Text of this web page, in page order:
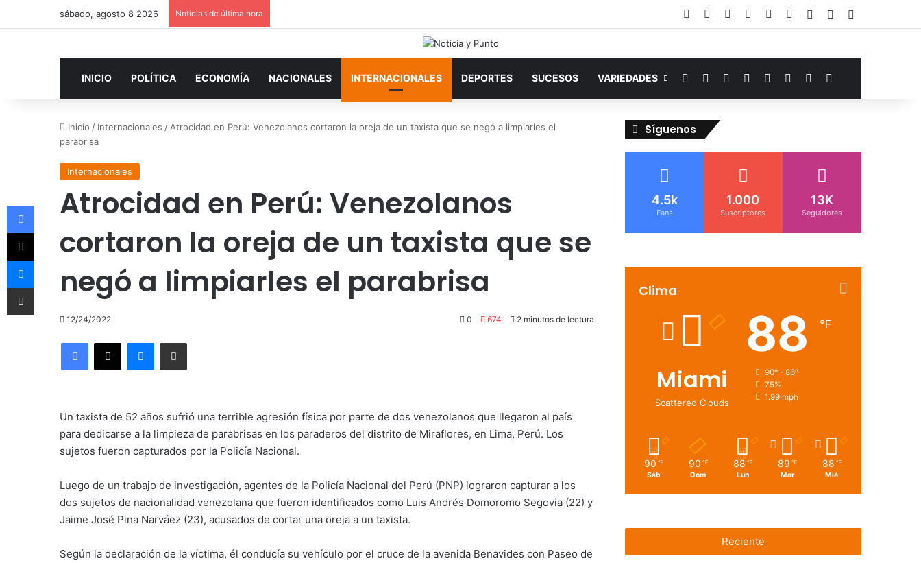
sábado, agosto 8 2026 Noticias de última hora FacebookYouTubeInstagramTelegramWhatsAppGoogle Noticias
AccesoPublicación al
INICIO POLÍTICA ECONOMÍA NACIONALES INTERNACIONALES DEPORTES SUCESOS VARIEDADES FacebookYouTubeInstagramTelegramWhatsAppGoogle Noticias
Switch skin
Inicio / Internacionales / Atrocidad en Perú: Venezolanos cortaron la oreja de un taxista que se negó a limpiarles el
parabrisa
Internacionales
Atrocidad en Perú: Venezolanos
cortaron la oreja de un taxista que se
negó a limpiarles el parabrisa
12/24/2022 0 674 2 minutos de lectura
Facebook
X MessengerCompartir por correo electrónico
Un taxista de 52 años sufrió una terrible agresión física por parte de dos venezolanos que llegaron al país
para dedicarse a la limpieza de parabrisas en los paraderos del distrito de Miraflores, en Lima, Perú. Los
sujetos fueron capturados por la Policía Nacional.
Luego de un trabajo de investigación, agentes de la Policía Nacional del Perú (PNP) lograron capturar a los
dos sujetos de nacionalidad venezolana que fueron identificados como Luis Andrés Domoromo Segovia (22) y
Jaime José Pina Narváez (23), acusados de cortar una oreja a un taxista.
Según la declaración de la víctima, él conducía su vehículo por el cruce de la avenida Benavides con Paseo de
Síguenos
4.5k
Fans
1.000
Suscriptores
13K
Seguidores
Clima
Miami
Scattered Clouds
88 ℉
90º - 86º
75%
1.99 mph
90 ℉
Sáb
90 ℉
Dom
88 ℉
Lun
89 ℉
Mar
88 ℉
Mié
Reciente
Facebook
X
Messenger
Compartir por correo electrónico